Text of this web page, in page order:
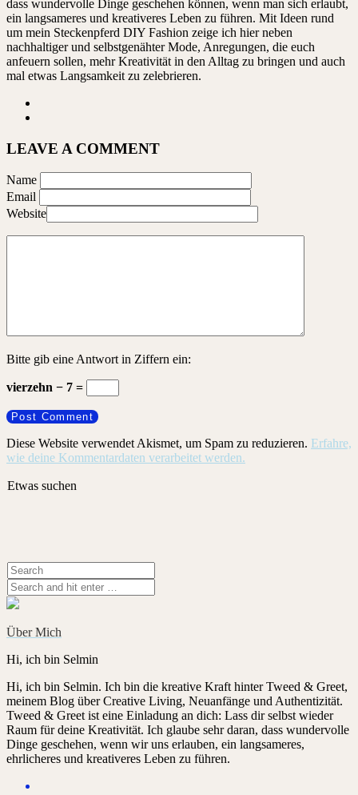
dass wundervolle Dinge geschehen können, wenn man sich erlaubt,
ein langsameres und kreativeres Leben zu führen. Mit Ideen rund
um mein Steckenpferd DIY Fashion zeige ich hier neben
nachhaltiger und selbstgenähter Mode, Anregungen, die euch
anfeuern sollen, mehr Kreativität in den Alltag zu bringen und auch
mal etwas Langsamkeit zu zelebrieren.
LEAVE A COMMENT
Name
Email
Website
Bitte gib eine Antwort in Ziffern ein:
vierzehn − 7 =
Diese Website verwendet Akismet, um Spam zu reduzieren. Erfahre,
wie deine Kommentardaten verarbeitet werden.
Etwas suchen
Über Mich
Hi, ich bin Selmin
Hi, ich bin Selmin. Ich bin die kreative Kraft hinter Tweed & Greet,
meinem Blog über Creative Living, Neuanfänge und Authentizität.
Tweed & Greet ist eine Einladung an dich: Lass dir selbst wieder
Raum für deine Kreativität. Ich glaube sehr daran, dass wundervolle
Dinge geschehen, wenn wir uns erlauben, ein langsameres,
ehrlicheres und kreativeres Leben zu führen.